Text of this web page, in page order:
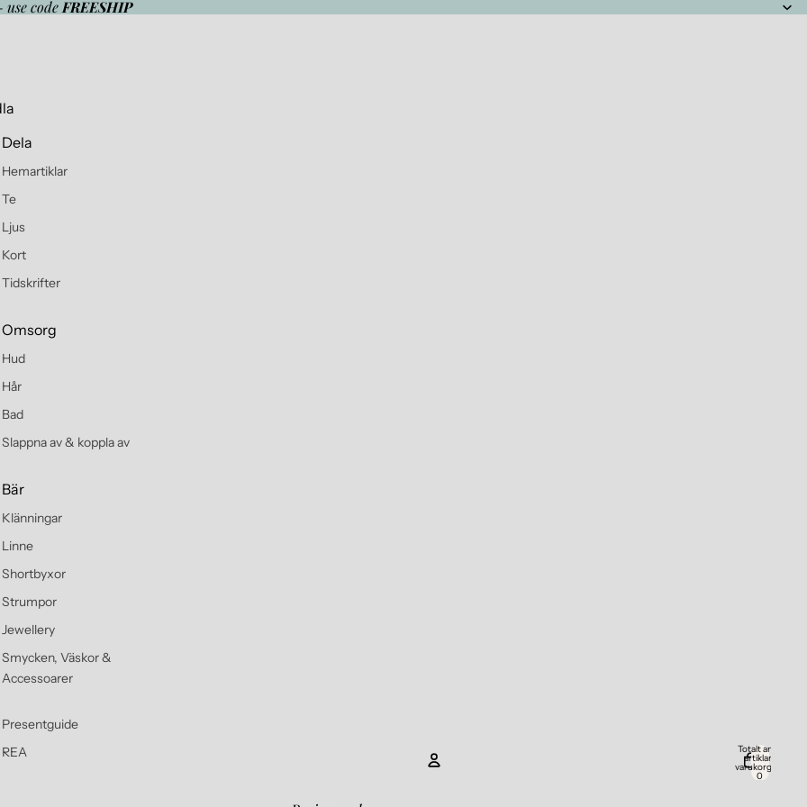
code FREESHIP
Dela
Hemartiklar
Te
Ljus
Kort
Tidskrifter
Omsorg
Hud
Hår
Bad
Slappna av & koppla av
Bär
Klänningar
Linne
Shortbyxor
Strumpor
Jewellery
Smycken, Väskor &
Accessoarer
Presentguide
REA
Totalt antal
artiklar i
varukorgen:
0